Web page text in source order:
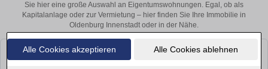
Alle Cookies akzeptieren Alle Cookies ablehnen
Sie hier eine große Auswahl an Eigentumswohnungen. Egal, ob als
Kapitalanlage oder zur Vermietung – hier finden Sie Ihre Immobilie in
Oldenburg Innenstadt oder in der Nähe.
Leider konnten wir derzeit keine passenden Objekte finden. Schauen Sie
bald wieder vorbei!